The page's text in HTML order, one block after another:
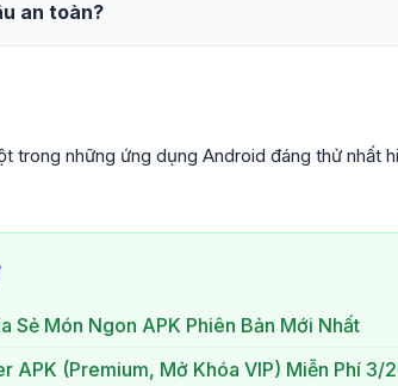
an toàn?
trong những ứng dụng Android đáng thử nhất
Sẻ Món Ngon APK Phiên Bản Mới Nhất
APK (Premium, Mở Khóa VIP) Miễn Phí 3/